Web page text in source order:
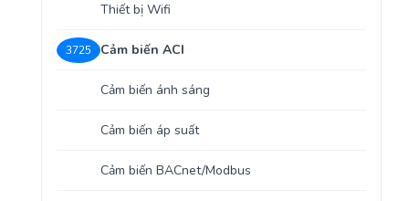
Thiết bị Wifi
3725 Cảm biến ACI
Cảm biến ánh sáng
Cảm biến áp suất
Cảm biến BACnet/Modbus